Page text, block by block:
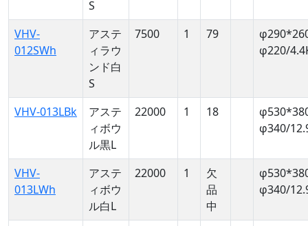
S
VHV-
012SWh
アステ
ィラウ
ンド白
S
7500 1 79
φ220/
VHV-013LBk
アステ
ィボウ
ル黒L
22000 1 18
φ340/
VHV-
013LWh
アステ
ィボウ
ル白L
22000 1
欠
品
中
φ340/